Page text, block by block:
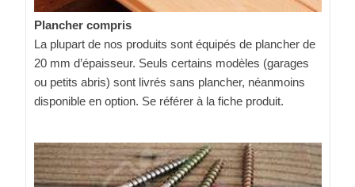
Plancher compris
La plupart de nos produits sont équipés de plancher de
20 mm d’épaisseur. Seuls certains modèles (garages
ou petits abris) sont livrés sans plancher, néanmoins
disponible en option. Se référer à la fiche produit.